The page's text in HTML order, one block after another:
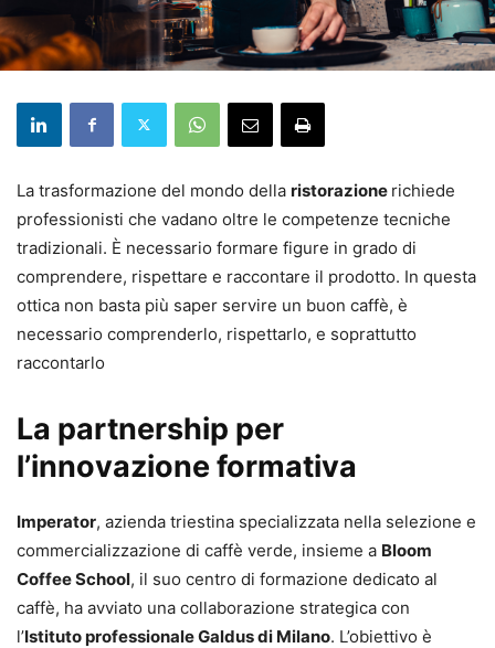
La trasformazione del mondo della ristorazione richiede
professionisti che vadano oltre le competenze tecniche
tradizionali. È necessario formare figure in grado di
comprendere, rispettare e raccontare il prodotto. In questa
ottica non basta più saper servire un buon caffè, è
necessario comprenderlo, rispettarlo, e soprattutto
raccontarlo
La partnership per
l’innovazione formativa
Imperator, azienda triestina specializzata nella selezione e
commercializzazione di caffè verde, insieme a Bloom
Coffee School, il suo centro di formazione dedicato al
caffè, ha avviato una collaborazione strategica con
l’Istituto professionale Galdus di Milano. L’obiettivo è